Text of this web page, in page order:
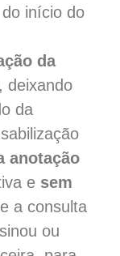
início do
da
, deixando
da
anotação
e sem
a consulta
ou